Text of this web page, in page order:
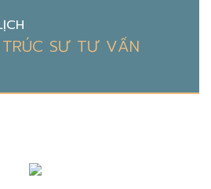
TRÚC SƯ TƯ VẤN